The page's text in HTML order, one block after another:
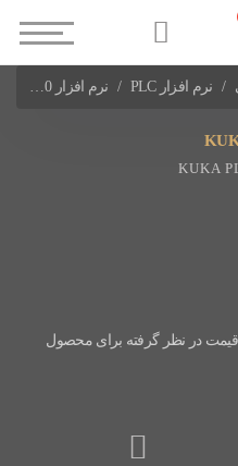
نرم افزار PLC نرم افزار KUKA PLC MULTIPROG 5.50
KUKA
قیمت در نظر گرفته برای محصول